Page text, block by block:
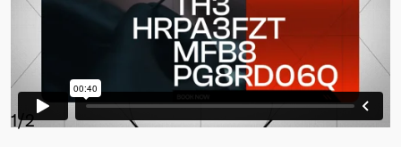
Events
Past
Membership
Info
1/2